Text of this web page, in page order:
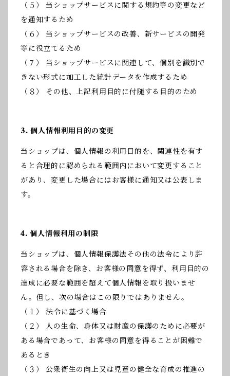
（５） 当ショップサービスに関する規約等の変更など
を通知するため
（６） 当ショップサービスの改善、新サービスの開発
等に役立てるため
（７） 当ショップサービスに関連して、個別を識別で
きない形式に加工した統計データを作成するため
（８） その他、上記利用目的に付随する目的のため
3. 個人情報利用目的の変更
当ショップは、個人情報の利用目的を、関連性を有す
ると合理的に認められる範囲内において変更すること
があり、変更した場合にはお客様に通知又は公表しま
す。
4. 個人情報利用の制限
当ショップは、個人情報保護法その他の法令により許
容される場合を除き、お客様の同意を得ず、利用目的の
達成に必要な範囲を超えて個人情報を取り扱いませ
ん。但し、次の場合はこの限りではありません。
（１） 法令に基づく場合
（２） 人の生命、身体又は財産の保護のために必要が
ある場合であって、お客様の同意を得ることが困難で
あるとき
（３） 公衆衛生の向上又は児童の健全な育成の推進の